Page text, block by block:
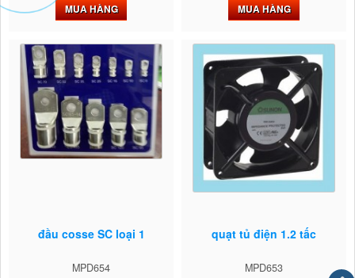
MUA HÀNG MUA HÀNG
đầu cosse SC loại 1
MPD654
quạt tủ điện 1.2 tấc
MPD653